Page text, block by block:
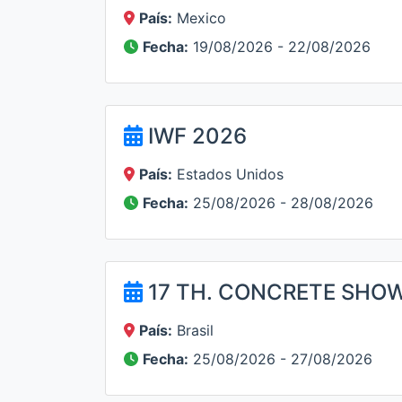
País: Mexico
Fecha: 19/08/2026 - 22/08/2026
IWF 2026
País: Estados Unidos
Fecha: 25/08/2026 - 28/08/2026
17 TH. CONCRETE
País: Brasil
Fecha: 25/08/2026 - 27/08/2026